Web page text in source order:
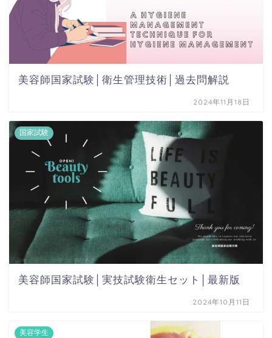
美容師国家試験│衛生管理技術│過去問解説
2024年11月18日
国家試験
美容師国家試験│実技試験衛生セット│最新版
2024年10月11日
美容学生